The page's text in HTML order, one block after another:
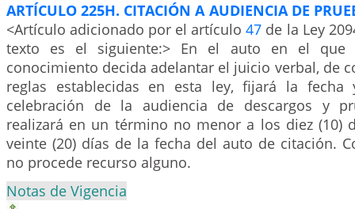
ARTÍCULO 225H. CITACIÓN A AUDIENCIA DE
<Artículo adicionado por el artículo47 de la Ley
texto es el siguiente:> En el auto en el que
conocimiento decida adelantar el juicio verbal, de
reglas establecidas en esta ley, fijará la
celebración de la audiencia de descargos y
realizará en un término no menor a los diez (10)
veinte (20) días de la fecha del auto de citación.
no procede recurso alguno.
Notas de Vigencia